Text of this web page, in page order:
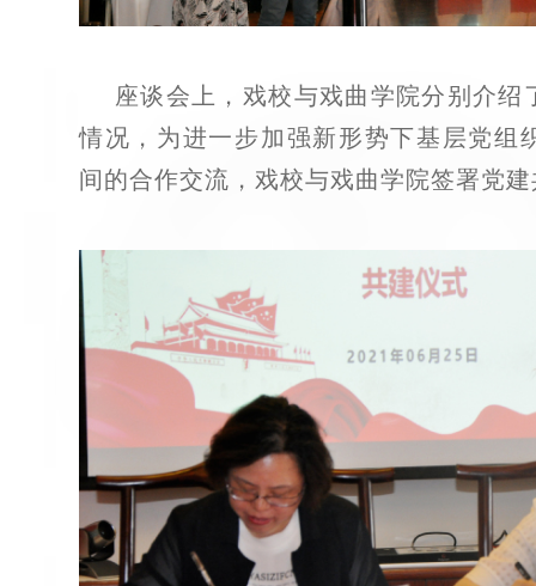
座谈会上，戏校与戏曲学院分别介绍
情况，为进一步加强新形势下基层党组
间的合作交流，戏校与戏曲学院签署党